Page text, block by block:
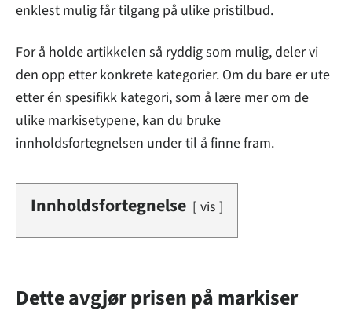
enklest mulig får tilgang på ulike pristilbud.
For å holde artikkelen så ryddig som mulig, deler vi
den opp etter konkrete kategorier. Om du bare er ute
etter én spesifikk kategori, som å lære mer om de
ulike markisetypene, kan du bruke
innholdsfortegnelsen under til å finne fram.
Innholdsfortegnelse vis
Dette avgjør prisen på markiser